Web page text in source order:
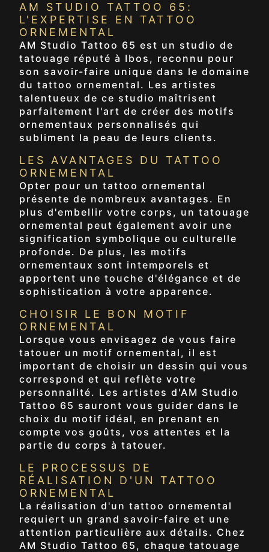
AM STUDIO TATTOO 65:
L'EXPERTISE EN TATTOO
ORNEMENTAL
AM Studio Tattoo 65 est un studio de
tatouage réputé à Ibos, reconnu pour
son savoir-faire unique dans le domaine
du tattoo ornemental. Les artistes
talentueux de ce studio maîtrisent
parfaitement l'art de créer des motifs
ornementaux personnalisés qui
subliment la peau de leurs clients.
LES AVANTAGES DU TATTOO
ORNEMENTAL
Opter pour un tattoo ornemental
présente de nombreux avantages. En
plus d'embellir votre corps, un tatouage
ornemental peut également avoir une
signification symbolique ou culturelle
profonde. De plus, les motifs
ornementaux sont intemporels et
apportent une touche d'élégance et de
sophistication à votre apparence.
CHOISIR LE BON MOTIF
ORNEMENTAL
Lorsque vous envisagez de vous faire
tatouer un motif ornemental, il est
important de choisir un dessin qui vous
correspond et qui reflète votre
personnalité. Les artistes d'AM Studio
Tattoo 65 sauront vous guider dans le
choix du motif idéal, en prenant en
compte vos goûts, vos attentes et la
partie du corps à tatouer.
LE PROCESSUS DE
RÉALISATION D'UN TATTOO
ORNEMENTAL
La réalisation d'un tattoo ornemental
requiert un grand savoir-faire et une
attention particulière aux détails. Chez
AM Studio Tattoo 65, chaque tatouage